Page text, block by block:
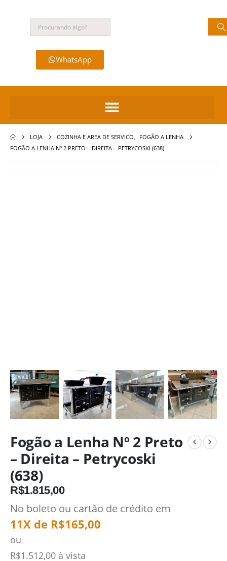
WhatsApp
LOJA COZINHA E AREA DE SERVICO
FOGÃO A LENHA
FOGÃO A LENHA Nº 2 PRETO – DIREITA – PETRYCOSKI (638)
Fogão a Lenha Nº 2 Preto
– Direita – Petrycoski
(638)
R$1.815,00
No boleto ou cartão de crédito em
11X de R$165,00
ou
R$1.512,00 à vista